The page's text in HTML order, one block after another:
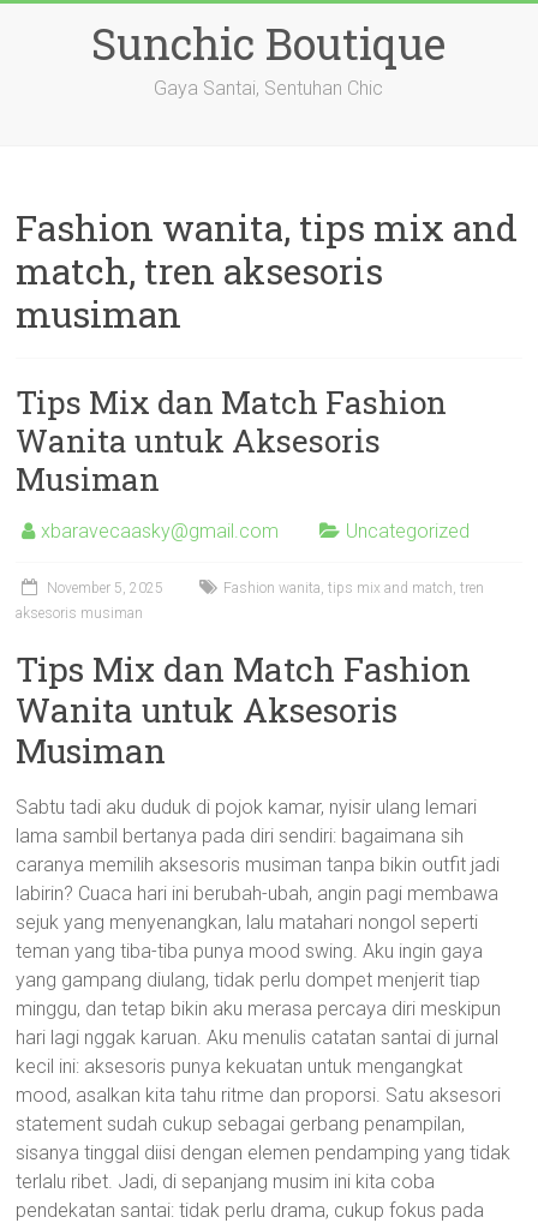
Sunchic Boutique
Gaya Santai, Sentuhan Chic
Fashion wanita, tips mix and
match, tren aksesoris
musiman
Tips Mix dan Match Fashion
Wanita untuk Aksesoris
Musiman
xbaravecaasky@gmail.com Uncategorized
November 5, 2025
Fashion wanita, tips mix and match, tren
aksesoris musiman
Tips Mix dan Match Fashion
Wanita untuk Aksesoris
Musiman
Sabtu tadi aku duduk di pojok kamar, nyisir ulang lemari
lama sambil bertanya pada diri sendiri: bagaimana sih
caranya memilih aksesoris musiman tanpa bikin outfit jadi
labirin? Cuaca hari ini berubah-ubah, angin pagi membawa
sejuk yang menyenangkan, lalu matahari nongol seperti
teman yang tiba-tiba punya mood swing. Aku ingin gaya
yang gampang diulang, tidak perlu dompet menjerit tiap
minggu, dan tetap bikin aku merasa percaya diri meskipun
hari lagi nggak karuan. Aku menulis catatan santai di jurnal
kecil ini: aksesoris punya kekuatan untuk mengangkat
mood, asalkan kita tahu ritme dan proporsi. Satu aksesori
statement sudah cukup sebagai gerbang penampilan,
sisanya tinggal diisi dengan elemen pendamping yang tidak
terlalu ribet. Jadi, di sepanjang musim ini kita coba
pendekatan santai: tidak perlu drama, cukup fokus pada